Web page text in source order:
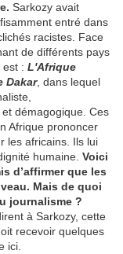
Sarkozy avait
entré dans
racistes. Face
de différents pays
est : L'Afrique
Dakar, dans lequel
démagogique. Ces
Afrique prononcer
les africains. Ils lui
humaine. Voici
d’affirmer que les
Mais de quoi
journalisme ?
à Sarkozy, cette
recevoir quelques
ici.